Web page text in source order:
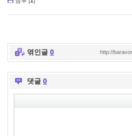
엮인글 0 http://
댓글 0